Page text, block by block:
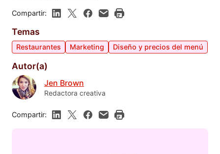
Compartir:
Temas
Restaurantes Marketing Diseño y precios del menú
Autor(a)
Jen Brown
Redactora creativa
Compartir: